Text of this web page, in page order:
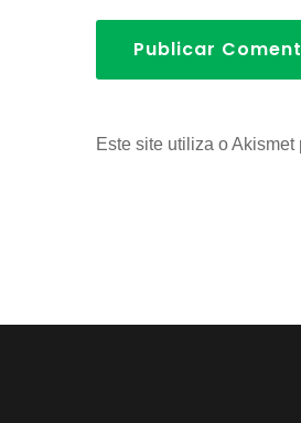
Publicar
Este site utiliza o Akismet